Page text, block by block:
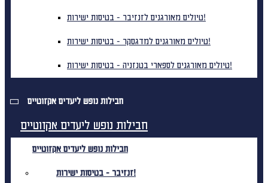
טיולים מאורגנים לזנזיבר - בטיסות ישירות!
טיולים מאורגנים למדגסקר - בטיסות ישירות!
טיולים מאורגנים לספארי בטנזניה - בטיסות ישירות!
חבילות נופש ליעדים אקזוטיים
חבילות נופש ליעדים אקזוטיים
חבילות נופש ליעדים אקזוטיים
זנזיבר - בטיסות ישירות!